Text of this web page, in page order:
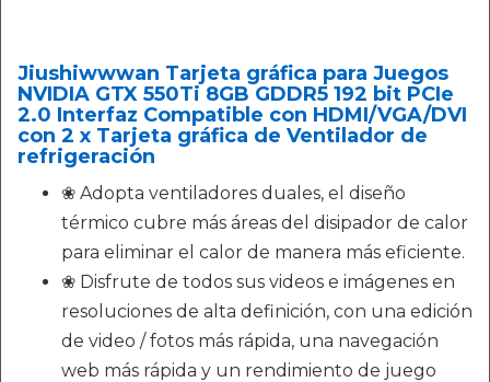
Jiushiwwwan Tarjeta gráfica para Juegos
NVIDIA GTX 550Ti 8GB GDDR5 192 bit PCIe
2.0 Interfaz Compatible con HDMI/VGA/DVI
con 2 x Tarjeta gráfica de Ventilador de
refrigeración
❀ Adopta ventiladores duales, el diseño
térmico cubre más áreas del disipador de calor
para eliminar el calor de manera más eficiente.
❀ Disfrute de todos sus videos e imágenes en
resoluciones de alta definición, con una edición
de video / fotos más rápida, una navegación
web más rápida y un rendimiento de juego